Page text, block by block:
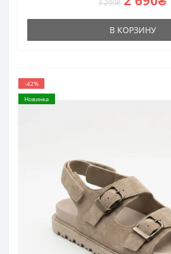
3 290₴
В КОРЗИНУ
-42%
Новинка